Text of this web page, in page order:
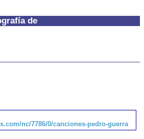
de
nc/7786/0/canciones-pedro-guerra